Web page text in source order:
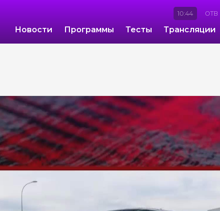
10:44 ОТВ
Новости Программы Тесты Трансляции